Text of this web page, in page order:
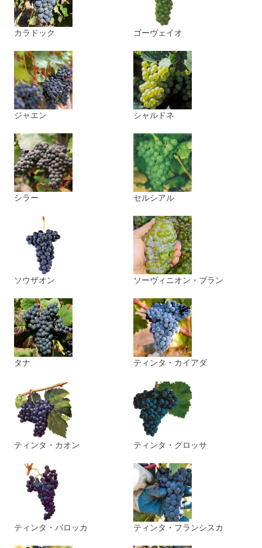
カラドック ゴーヴェイオ
ジャエン シャルドネ
シラー セルシアル
ソウザオン ソーヴィニオン・ブラン
タナ ティンタ・カイアダ
ティンタ・カオン ティンタ・グロッサ
ティンタ・バロッカ ティンタ・フランシスカ